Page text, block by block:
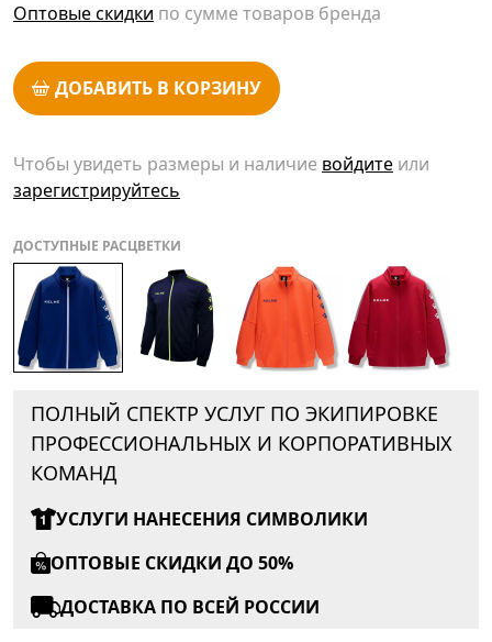
Оптовые скидки по сумме товаров бренда
ДОБАВИТЬ В КОРЗИНУ
Чтобы увидеть размеры и наличие войдите или
зарегистрируйтесь
ДОСТУПНЫЕ РАСЦВЕТКИ
ПОЛНЫЙ СПЕКТР УСЛУГ ПО ЭКИПИРОВКЕ
ПРОФЕССИОНАЛЬНЫХ И КОРПОРАТИВНЫХ
КОМАНД
УСЛУГИ НАНЕСЕНИЯ СИМВОЛИКИ
ОПТОВЫЕ СКИДКИ ДО 50%
ДОСТАВКА ПО ВСЕЙ РОССИИ